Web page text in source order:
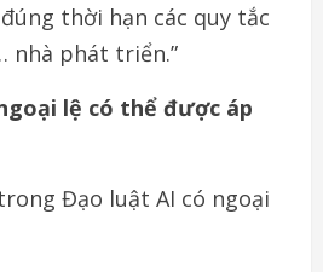
thời hạn các quy tắc
nhà phát triển.”
lệ có thể được áp
Đạo luật AI có ngoại